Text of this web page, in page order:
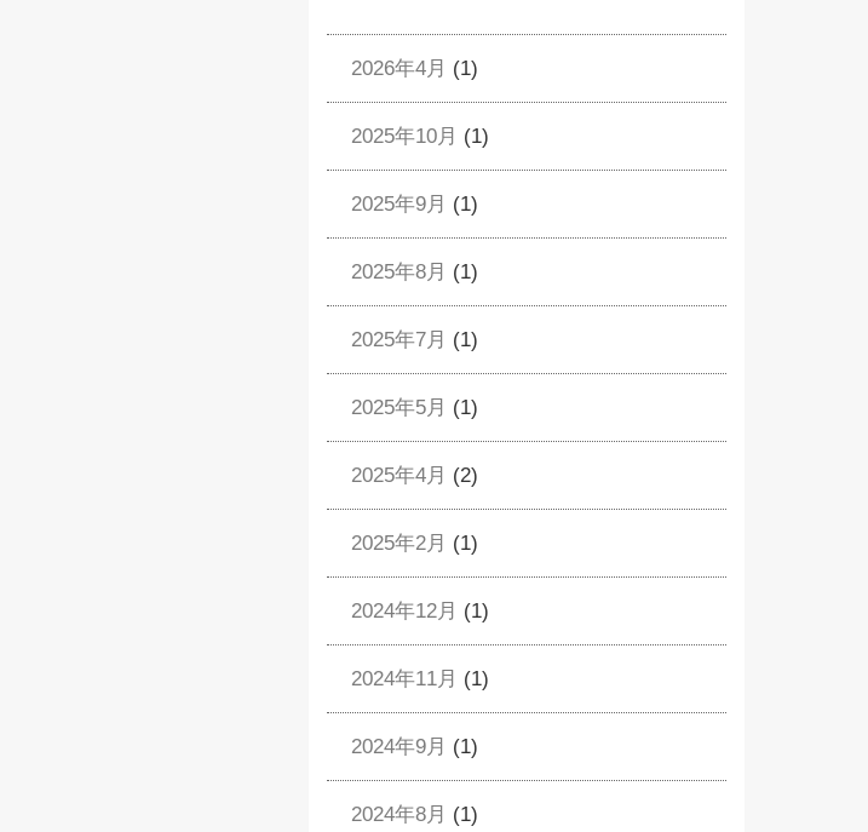
2026年4月 (1)
2025年10月 (1)
2025年9月 (1)
2025年8月 (1)
2025年7月 (1)
2025年5月 (1)
2025年4月 (2)
2025年2月 (1)
2024年12月 (1)
2024年11月 (1)
2024年9月 (1)
2024年8月 (1)